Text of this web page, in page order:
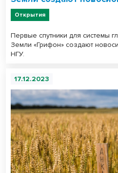
Открытия
Первые спутники для системы
Земли «Грифон» создают
НГУ.
17.12.2023